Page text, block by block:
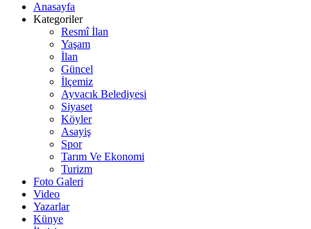
Anasayfa
Kategoriler
Resmî İlan
Yaşam
İlan
Güncel
İlçemiz
Ayvacık Belediyesi
Siyaset
Köyler
Asayiş
Spor
Tarım Ve Ekonomi
Turizm
Foto Galeri
Video
Yazarlar
Künye